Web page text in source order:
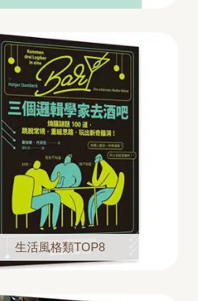
生活風格類TOP8